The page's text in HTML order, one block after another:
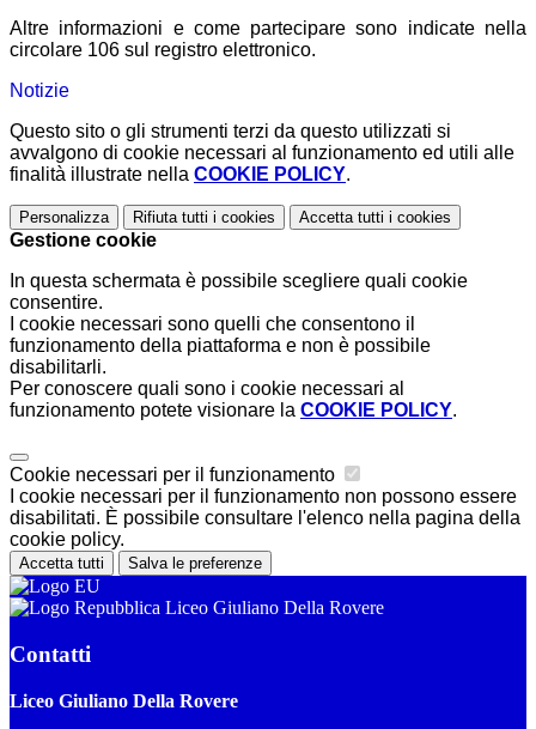
Altre informazioni e come partecipare sono indicate nella
circolare 106 sul registro elettronico.
Notizie
Questo sito o gli strumenti terzi da questo utilizzati si
avvalgono di cookie necessari al funzionamento ed utili alle
finalità illustrate nella COOKIE POLICY.
Personalizza Rifiuta tutti i cookies Accetta tutti i cookies
Gestione cookie
In questa schermata è possibile scegliere quali cookie
consentire.
I cookie necessari sono quelli che consentono il
funzionamento della piattaforma e non è possibile
disabilitarli.
Per conoscere quali sono i cookie necessari al
funzionamento potete visionare la COOKIE POLICY.
Cookie necessari per il funzionamento
I cookie necessari per il funzionamento non possono essere
disabilitati. È possibile consultare l'elenco nella pagina della
cookie policy.
Accetta tutti Salva le preferenze
Liceo Giuliano Della Rovere
Contatti
Liceo Giuliano Della Rovere